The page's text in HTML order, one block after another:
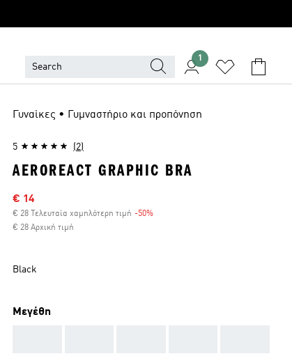
1
Γυναίκες • Γυμναστήριο και προπόνηση
5 (2)
AEROREACT GRAPHIC BRA
Τιμή έκπτωσης
€ 14
€ 28 Τελευταία χαμηλότερη τιμή -50%
€ 28 Αρχική τιμή
Black
Μεγέθη